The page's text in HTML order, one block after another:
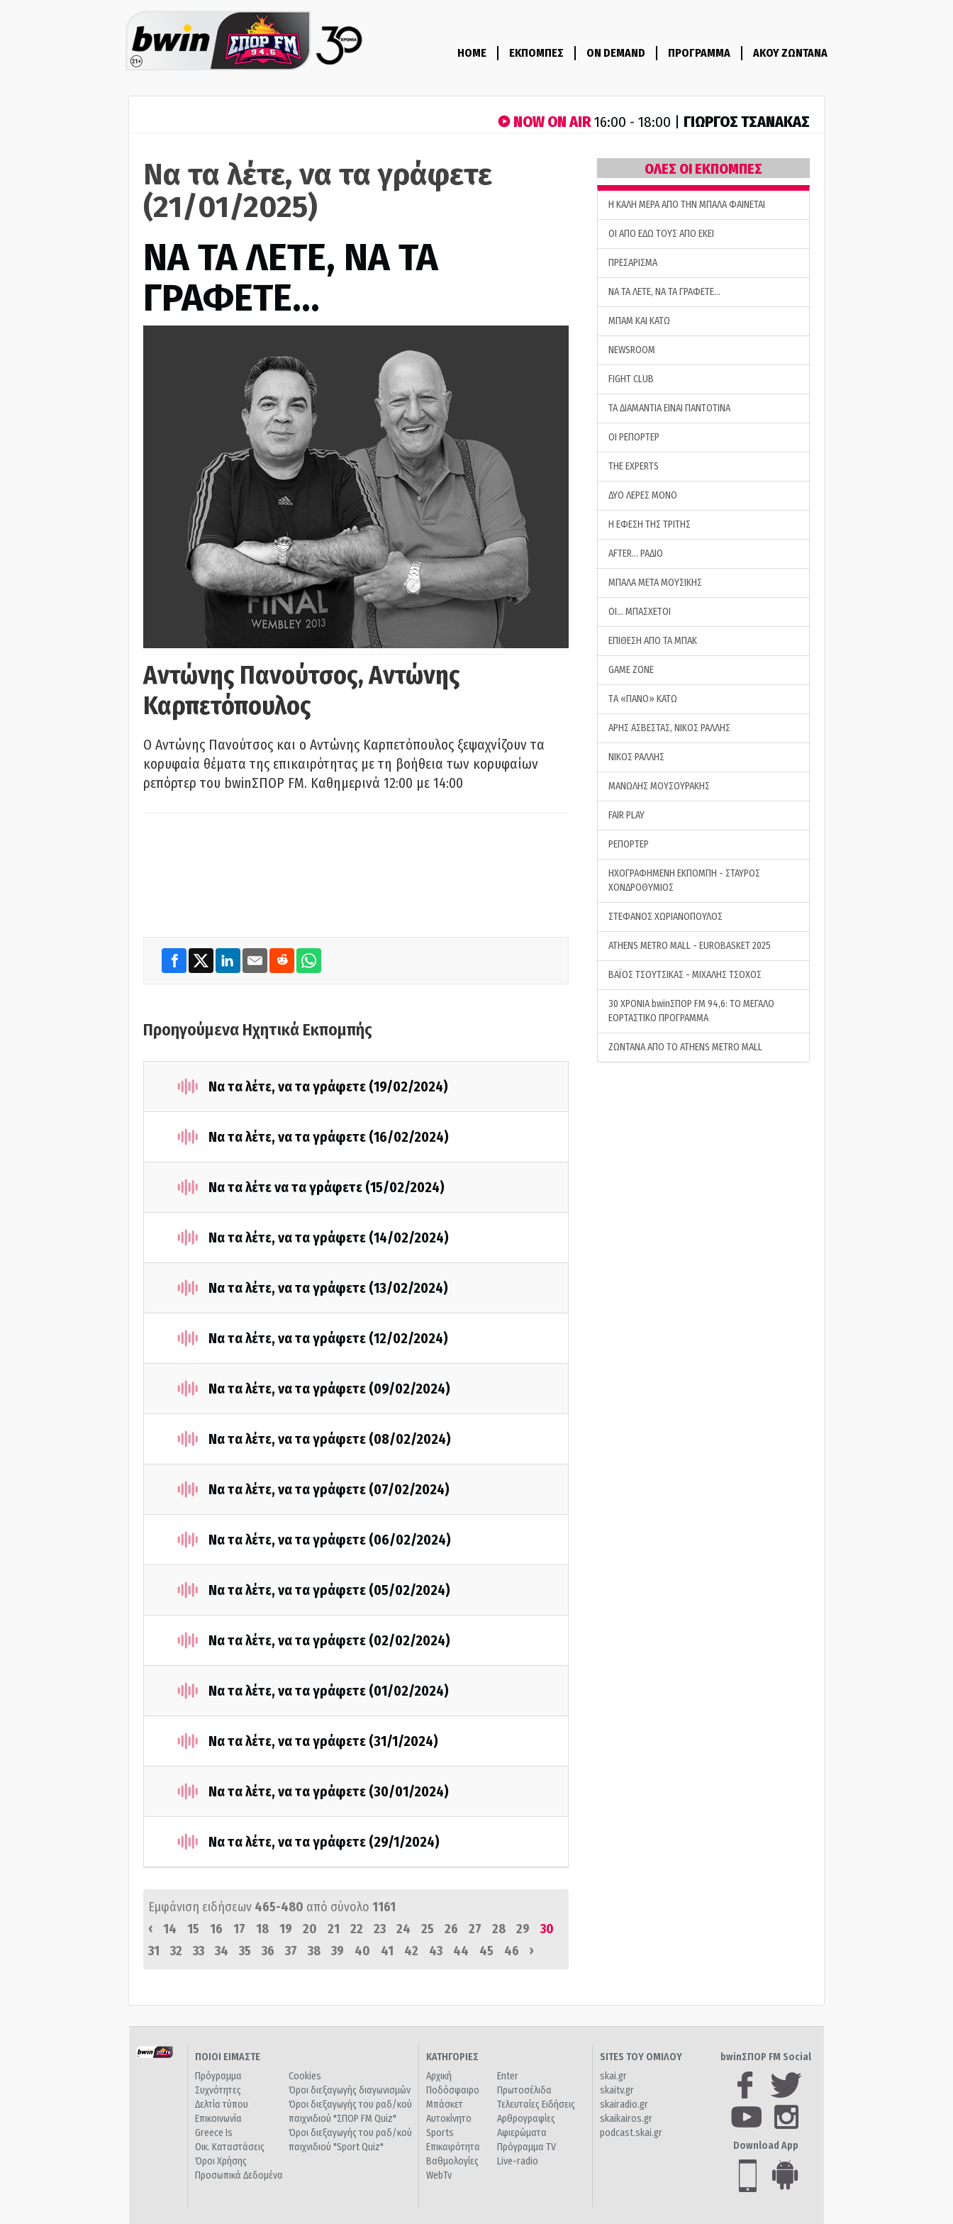
HOME ΕΚΠΟΜΠΕΣ ON DEMAND ΠΡΟΓΡΑΜΜΑ ΑΚΟΥ ΖΩΝΤΑΝΑ
NOW ON AIR16:00 - 18:00 | ΓΙΩΡΓΟΣ ΤΣΑΝΑΚΑΣ
Να τα λέτε, να τα γράφετε
(21/01/2025)
ΝΑ ΤΑ ΛΕΤΕ, ΝΑ ΤΑ
ΓΡΑΦΕΤΕ…
Αντώνης Πανούτσος, Αντώνης
Καρπετόπουλος
Ο Αντώνης Πανούτσος και ο Αντώνης Καρπετόπουλος ξεψαχνίζουν τα
κορυφαία θέματα της επικαιρότητας με τη βοήθεια των κορυφαίων
ρεπόρτερ του bwinΣΠΟΡ FM. Καθημερινά 12:00 με 14:00
Προηγούμενα Ηχητικά Εκπομπής
Να τα λέτε, να τα γράφετε (19/02/2024)
Να τα λέτε, να τα γράφετε (16/02/2024)
Να τα λέτε να τα γράφετε (15/02/2024)
Να τα λέτε, να τα γράφετε (14/02/2024)
Να τα λέτε, να τα γράφετε (13/02/2024)
Να τα λέτε, να τα γράφετε (12/02/2024)
Να τα λέτε, να τα γράφετε (09/02/2024)
Να τα λέτε, να τα γράφετε (08/02/2024)
Να τα λέτε, να τα γράφετε (07/02/2024)
Να τα λέτε, να τα γράφετε (06/02/2024)
Να τα λέτε, να τα γράφετε (05/02/2024)
Να τα λέτε, να τα γράφετε (02/02/2024)
Να τα λέτε, να τα γράφετε (01/02/2024)
Να τα λέτε, να τα γράφετε (31/1/2024)
Να τα λέτε, να τα γράφετε (30/01/2024)
Να τα λέτε, να τα γράφετε (29/1/2024)
Εμφάνιση ειδήσεων 465-480 από σύνολο 1161
‹
14 15 16 17 18 19 20 21 22 23 24 25 26 27 28 29
30
31
32 33 34 35 36 37 38 39 40 41 42 43 44 45 46 ›
ΟΛΕΣ ΟΙ ΕΚΠΟΜΠΕΣ
H ΚΑΛΗ ΜΕΡΑ ΑΠΟ ΤΗΝ ΜΠΑΛΑ ΦΑΙΝΕΤΑΙ
ΟΙ ΑΠΟ ΕΔΩ ΤΟΥΣ ΑΠΟ ΕΚΕΙ
ΠΡΕΣΑΡΙΣΜΑ
ΝΑ ΤΑ ΛΕΤΕ, ΝΑ ΤΑ ΓΡΑΦΕΤΕ…
ΜΠΑΜ ΚΑΙ ΚΑΤΩ
NEWSROOM
FIGHT CLUB
ΤΑ ΔΙΑΜΑΝΤΙΑ ΕΙΝΑΙ ΠΑΝΤΟΤΙΝΑ
ΟΙ ΡΕΠΟΡΤΕΡ
THE EXPERTS
ΔΥΟ ΛΕΡΕΣ ΜΟΝΟ
Η ΕΦΕΣΗ ΤΗΣ ΤΡΙΤΗΣ
AFTER… ΡΑΔΙΟ
ΜΠΑΛΑ ΜΕΤΑ ΜΟΥΣΙΚΗΣ
ΟΙ… ΜΠΑΣΧΕΤΟΙ
ΕΠΙΘΕΣΗ ΑΠΟ ΤΑ ΜΠΑΚ
GAME ZONE
ΤA «ΠΑΝΟ» ΚΑΤΩ
ΑΡΗΣ ΑΣΒΕΣΤΑΣ, ΝΙΚΟΣ ΡΑΛΛΗΣ
ΝΙΚΟΣ ΡΑΛΛΗΣ
ΜΑΝΩΛΗΣ ΜΟΥΣΟΥΡΑΚΗΣ
FAIR PLAY
ΡΕΠΟΡΤΕΡ
ΗΧΟΓΡΑΦΗΜΕΝΗ ΕΚΠΟΜΠΗ - ΣΤΑΥΡΟΣ
ΧΟΝΔΡΟΘΥΜΙΟΣ
ΣΤΕΦΑΝΟΣ ΧΩΡΙΑΝΟΠΟΥΛΟΣ
ATHENS METRO MALL - EUROBASKET 2025
ΒΑΪΟΣ ΤΣΟΥΤΣΙΚΑΣ - ΜΙΧΑΛΗΣ ΤΣΟΧΟΣ
30 ΧΡΟΝΙΑ bwinΣΠΟΡ FM 94,6: ΤΟ ΜΕΓΑΛΟ
ΕΟΡΤΑΣΤΙΚΟ ΠΡΟΓΡΑΜΜΑ
ΖΩΝΤΑΝΑ ΑΠΟ ΤΟ ATHENS METRO MALL
ΠΟΙΟΙ ΕΙΜΑΣΤΕ
Πρόγραμμα
Συχνότητες
Δελτία τύπου
Επικοινωνία
Greece Is
Οικ. Καταστάσεις
Όροι Χρήσης
Προσωπικά Δεδομένα
Cookies
Όροι διεξαγωγής διαγωνισμών
Όροι διεξαγωγής του ραδ/κού
παιχνιδιού "ΣΠΟΡ FM Quiz"
Όροι διεξαγωγής του ραδ/κού
παιχνιδιού "Sport Quiz"
ΚΑΤΗΓΟΡΙΕΣ
Αρχική
Ποδόσφαιρο
Μπάσκετ
Αυτοκίνητο
Sports
Επικαιρότητα
Βαθμολογίες
WebTv
Enter
Πρωτοσέλιδα
Τελευταίες Ειδήσεις
Αρθρογραφίες
Αφιερώματα
Πρόγραμμα TV
Live-radio
SITES ΤΟΥ ΟΜΙΛΟΥ
skai.gr
skaitv.gr
skairadio.gr
skaikairos.gr
podcast.skai.gr
bwinΣΠΟΡ FM Social
Download App